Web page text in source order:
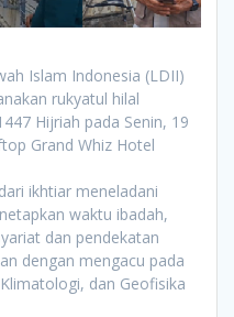
Islam Indonesia (LDII)
rukyatul hilal
Hijriah pada Senin, 19
Grand Whiz Hotel
ikhtiar meneladani
dan pendekatan
dengan mengacu pada
dan Geofisika